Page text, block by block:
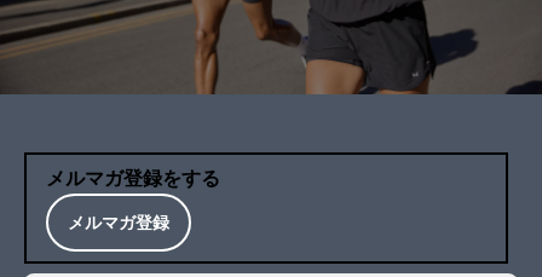
メルマガ登録をする
メルマガ登録